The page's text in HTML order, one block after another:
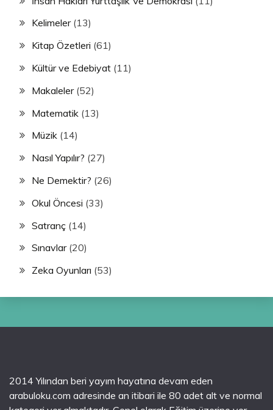
Kelimeler(13)
Kitap Özetleri (61)
Kültür ve Edebiyat (11)
Makaleler(52)
Matematik (13)
Müzik (14)
Nasıl Yapılır? (27)
Ne Demektir? (26)
Okul Öncesi (33)
Satranç (14)
Sınavlar(20)
Zeka Oyunları (53)
2014 Yılından beri yayım hayatına devam eden
arabuloku.com adresinde an itibari ile 80 adet alt ve normal